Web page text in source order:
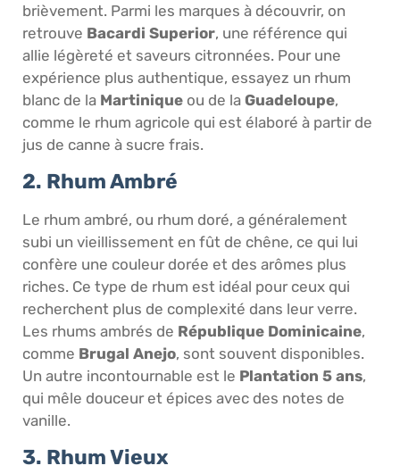
brièvement. Parmi les marques à découvrir, on
retrouve Bacardi Superior, une référence qui
allie légèreté et saveurs citronnées. Pour une
expérience plus authentique, essayez un rhum
blanc de la Martinique ou de la Guadeloupe,
comme le rhum agricole qui est élaboré à partir de
jus de canne à sucre frais.
2. Rhum Ambré
Le rhum ambré, ou rhum doré, a généralement
subi un vieillissement en fût de chêne, ce qui lui
confère une couleur dorée et des arômes plus
riches. Ce type de rhum est idéal pour ceux qui
recherchent plus de complexité dans leur verre.
Les rhums ambrés de République Dominicaine,
comme Brugal Anejo, sont souvent disponibles.
Un autre incontournable est le Plantation 5 ans,
qui mêle douceur et épices avec des notes de
vanille.
3. Rhum Vieux